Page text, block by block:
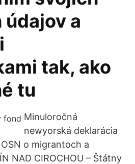
a
tak, ako
tu
Minuloročná
newyorská deklarácia
o migrantoch a
NAD CIROCHOU – Štátny